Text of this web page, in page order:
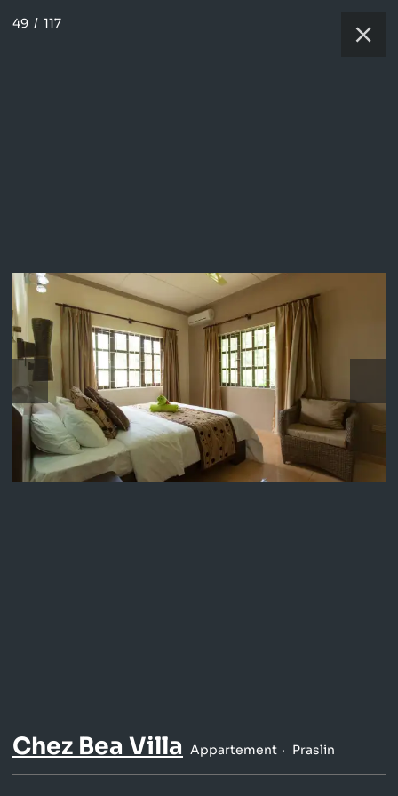
49 / 117
Chez Bea Villa Appartement Praslin